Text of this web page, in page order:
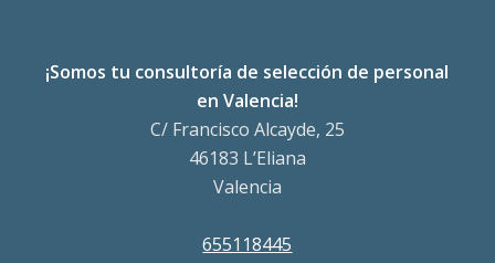
¡Somos tu consultoría de selección de personal
en Valencia!
C/ Francisco Alcayde, 25
46183 L’Eliana
Valencia
655118445